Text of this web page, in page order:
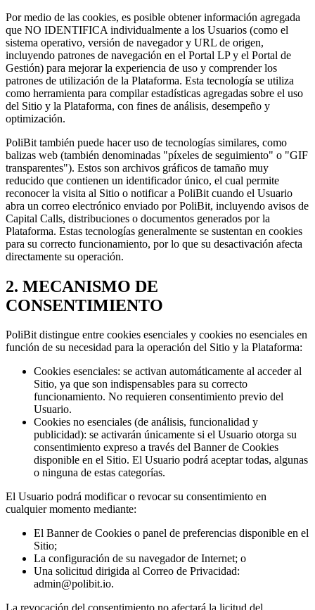
Por medio de las cookies, es posible obtener información agregada
que NO IDENTIFICA individualmente a los Usuarios (como el
sistema operativo, versión de navegador y URL de origen,
incluyendo patrones de navegación en el Portal LP y el Portal de
Gestión) para mejorar la experiencia de uso y comprender los
patrones de utilización de la Plataforma. Esta tecnología se utiliza
como herramienta para compilar estadísticas agregadas sobre el uso
del Sitio y la Plataforma, con fines de análisis, desempeño y
optimización.
PoliBit también puede hacer uso de tecnologías similares, como
balizas web (también denominadas "píxeles de seguimiento" o "GIF
transparentes"). Estos son archivos gráficos de tamaño muy
reducido que contienen un identificador único, el cual permite
reconocer la visita al Sitio o notificar a PoliBit cuando el Usuario
abra un correo electrónico enviado por PoliBit, incluyendo avisos de
Capital Calls, distribuciones o documentos generados por la
Plataforma. Estas tecnologías generalmente se sustentan en cookies
para su correcto funcionamiento, por lo que su desactivación afecta
directamente su operación.
2. MECANISMO DE
CONSENTIMIENTO
PoliBit distingue entre cookies esenciales y cookies no esenciales en
función de su necesidad para la operación del Sitio y la Plataforma:
Cookies esenciales: se activan automáticamente al acceder al
Sitio, ya que son indispensables para su correcto
funcionamiento. No requieren consentimiento previo del
Usuario.
Cookies no esenciales (de análisis, funcionalidad y
publicidad): se activarán únicamente si el Usuario otorga su
consentimiento expreso a través del Banner de Cookies
disponible en el Sitio. El Usuario podrá aceptar todas, algunas
o ninguna de estas categorías.
El Usuario podrá modificar o revocar su consentimiento en
cualquier momento mediante:
El Banner de Cookies o panel de preferencias disponible en el
Sitio;
La configuración de su navegador de Internet; o
Una solicitud dirigida al Correo de Privacidad:
admin@polibit.io.